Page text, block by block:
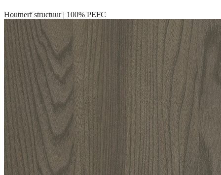
Houtnerf structuur | 100% PEFC